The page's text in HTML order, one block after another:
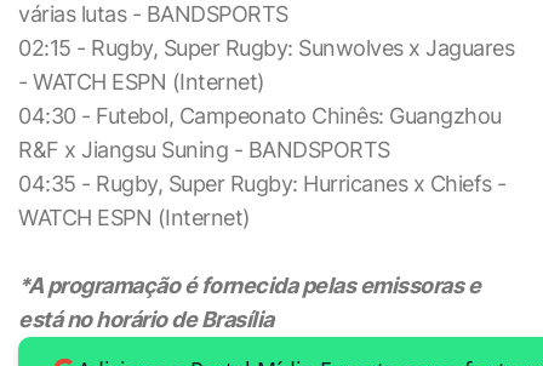
várias lutas - BANDSPORTS
02:15 - Rugby, Super Rugby: Sunwolves x Jaguares
- WATCH ESPN (Internet)
04:30 - Futebol, Campeonato Chinês: Guangzhou
R&F x Jiangsu Suning - BANDSPORTS
04:35 - Rugby, Super Rugby: Hurricanes x Chiefs -
WATCH ESPN (Internet)
*A programação é fornecida pelas emissoras e
está no horário de Brasília